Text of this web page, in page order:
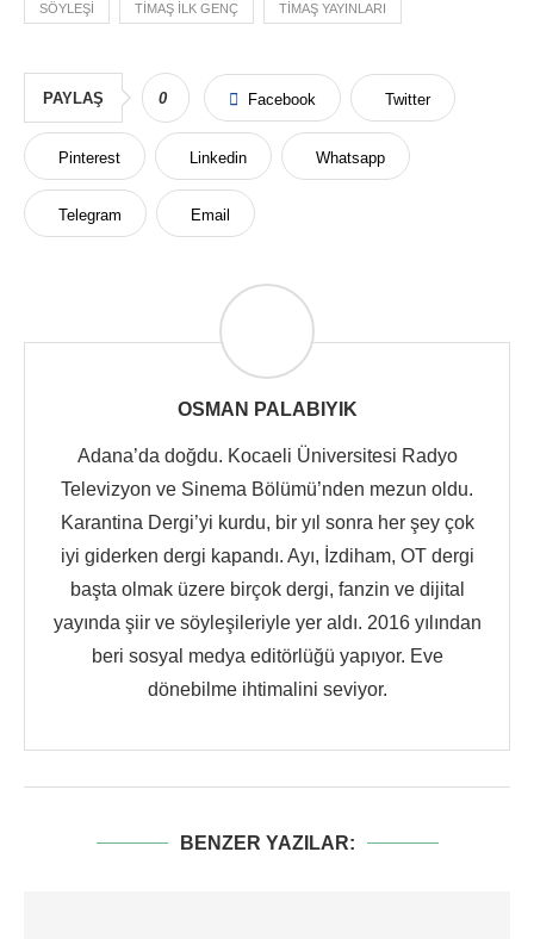
SÖYLEŞI TIMAŞ İLK GENÇ TIMAŞ YAYINLARI
PAYLAŞ 0 Facebook Twitter
Pinterest Linkedin Whatsapp
Telegram Email
OSMAN PALABIYIK
Adana’da doğdu. Kocaeli Üniversitesi Radyo
Televizyon ve Sinema Bölümü’nden mezun oldu.
Karantina Dergi’yi kurdu, bir yıl sonra her şey çok
iyi giderken dergi kapandı. Ayı, İzdiham, OT dergi
başta olmak üzere birçok dergi, fanzin ve dijital
yayında şiir ve söyleşileriyle yer aldı. 2016 yılından
beri sosyal medya editörlüğü yapıyor. Eve
dönebilme ihtimalini seviyor.
BENZER YAZILAR: